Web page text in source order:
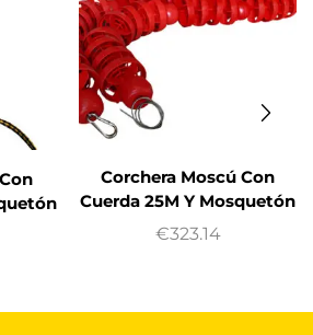
Corchera Moscú Con
Cuerda 25M Y Mosquetón
€323.14